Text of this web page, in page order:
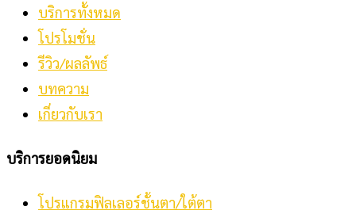
บริการทั้งหมด
โปรโมชั่น
รีวิว/ผลลัพธ์
บทความ
เกี่ยวกับเรา
บริการยอดนิยม
โปรแกรมฟิลเลอร์ชั้นตา/ใต้ตา